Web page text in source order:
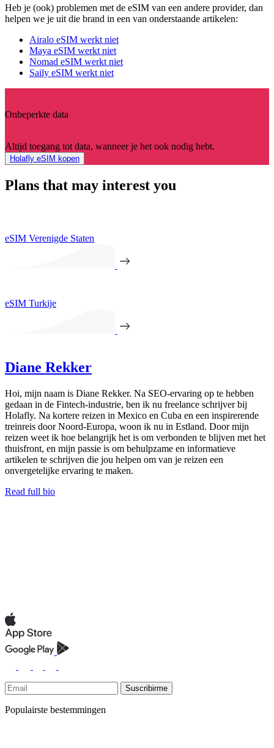
Heb je (ook) problemen met de eSIM van een andere provider, dan
helpen we je uit die brand in een van onderstaande artikelen:
Airalo eSIM werkt niet
Maya eSIM werkt niet
Nomad eSIM werkt niet
Saily eSIM werkt niet
Onbeperkte data
Altijd toegang tot data, wanneer je het ook nodig hebt.
Holafly eSIM kopen
Plans that may interest you
eSIM Verenigde Staten
eSIM Turkije
Diane Rekker
Hoi, mijn naam is Diane Rekker. Na SEO-ervaring op te hebben
gedaan in de Fintech-industrie, ben ik nu freelance schrijver bij
Holafly. Na kortere reizen in Mexico en Cuba en een inspirerende
treinreis door Noord-Europa, woon ik nu in Estland. Door mijn
reizen weet ik hoe belangrijk het is om verbonden te blijven met het
thuisfront, en mijn passie is om behulpzame en informatieve
artikelen te schrijven die jou helpen om van je reizen een
onvergetelijke ervaring te maken.
Read full bio
Suscribirme
Populairste bestemmingen